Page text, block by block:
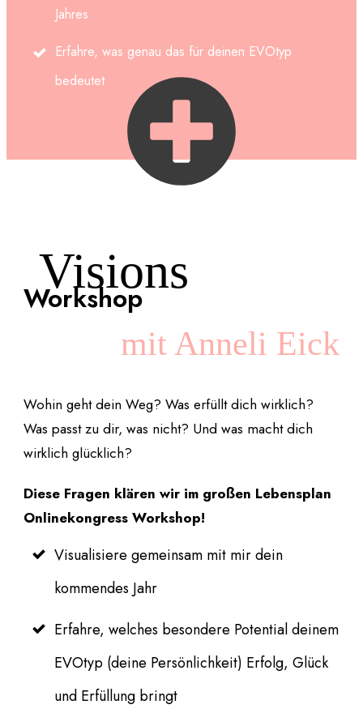
Jahres
Erfahre, was genau das für deinen EVOtyp
bedeutet
Visions
Workshop
mit Anneli Eick
Wohin geht dein Weg? Was erfüllt dich wirklich?
Was passt zu dir, was nicht? Und was macht dich
wirklich glücklich?
Diese Fragen klären wir im großen Lebensplan
Onlinekongress Workshop!
Visualisiere gemeinsam mit mir dein
kommendes Jahr
Erfahre, welches besondere Potential deinem
EVOtyp (deine Persönlichkeit) Erfolg, Glück
und Erfüllung bringt